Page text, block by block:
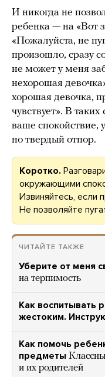
И никогда не
ребенка — на «Вот
«Пожалуйста, не
произошло, сразу
не может у меня
нехорошая
хорошая девочка,
чувствует». В
ваше спокойствие,
но твердый отпор.
Коротко.
окружающими
Извиняйтесь, если
Не позволяйте
ЧИТАЙТЕ ТАКЖЕ
Уберите от меня
на терпимость
Как воспитывать
жестоким.
Как помочь
предметы
и их родителей